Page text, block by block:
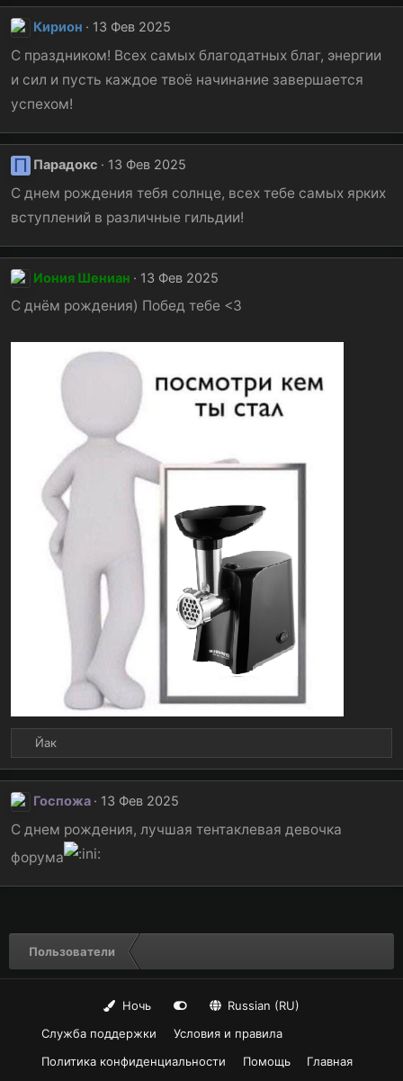
Кирион 13 Фев 2025
С праздником! Всех самых благодатных благ, энергии
и сил и пусть каждое твоё начинание завершается
успехом!
П Парадокс 13 Фев 2025
С днем рождения тебя солнце, всех тебе самых ярких
вступлений в различные гильдии!
Иония Шениан 13 Фев 2025
С днём рождения) Побед тебе <3
Р
е
к
ц
и
:
Йак
Госпожа 13 Фев 2025
С днем рождения, лучшая тентаклевая девочка
форума
Пользователи
Ночь
Russian (RU)
Служба поддержки
Условия и правила
Политика конфиденциальности
Помощь Главная